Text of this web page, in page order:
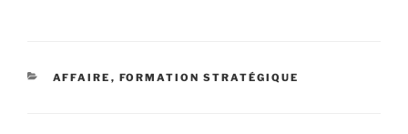
o
CATÉGORIES
AFFAIRE , FORMATION STRATÉGIQUE